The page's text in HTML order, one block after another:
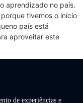
aprendizado no país.
tivemos o início
país está
aproveitar este
de experiências e